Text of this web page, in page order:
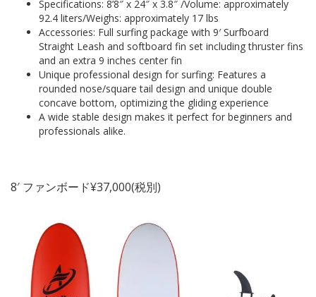
Specifications: 8’8″ x 24″ x 3.8″ /Volume: approximately
92.4 liters/Weighs: approximately 17 lbs
Accessories: Full surfing package with 9′ Surfboard
Straight Leash and softboard fin set including thruster fins
and an extra 9 inches center fin
Unique professional design for surfing: Features a
rounded nose/square tail design and unique double
concave bottom, optimizing the gliding experience
A wide stable design makes it perfect for beginners and
professionals alike.
8′ ファンボード¥37,000(税別)